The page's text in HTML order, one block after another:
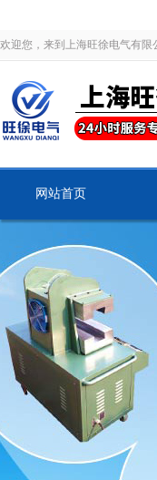
欢迎您，来到上海旺徐电气有限
网站首页